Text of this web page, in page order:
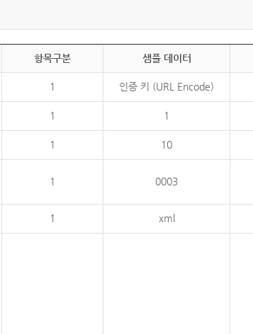
항목구분 샘플 데이터
1 인증 키 (URL Encode)
1 1
1 10
1 0003
1 xml